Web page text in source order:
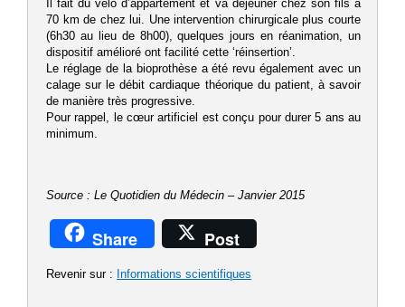
Il fait du vélo d’appartement et va déjeuner chez son fils à
70 km de chez lui. Une intervention chirurgicale plus courte
(6h30 au lieu de 8h00), quelques jours en réanimation, un
dispositif amélioré ont facilité cette ‘réinsertion’.
Le réglage de la bioprothèse a été revu également avec un
calage sur le débit cardiaque théorique du patient, à savoir
de manière très progressive.
Pour rappel, le cœur artificiel est conçu pour durer 5 ans au
minimum.
Source : Le Quotidien du Médecin – Janvier 2015
Share Post
Revenir sur : Informations scientifiques